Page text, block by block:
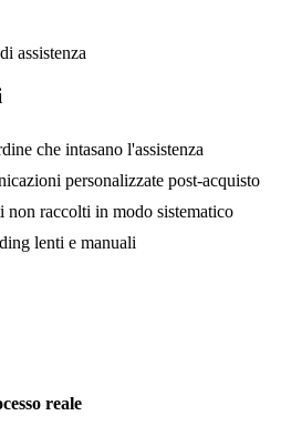
assistenza
che intasano l'assistenza
personalizzate post-acquisto
non raccolti in modo sistematico
lenti e manuali
reale